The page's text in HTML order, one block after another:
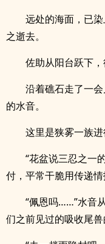
远处的海面，已
之逝去。
佐助从阳台跃下，
沿着礁石走了一
的水音。
这里是狭雾一族进
“花盆说三忍之一
付，平常干脆用传递情
“佩恩吗……”水音
们之前见过的吸收尾